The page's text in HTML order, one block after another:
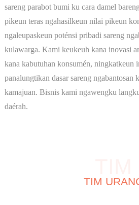
sareng parabot bumi ku cara damel
pikeun teras ngahasilkeun nilai pikeun
ngaleupaskeun poténsi pribadi sareng
kulawarga. Kami keukeuh kana inovasi
kana kabutuhan konsumén, ningkatkeun
panalungtikan dasar sareng ngabantosan
kamajuan. Bisnis kami ngawengku
daérah.
TIM